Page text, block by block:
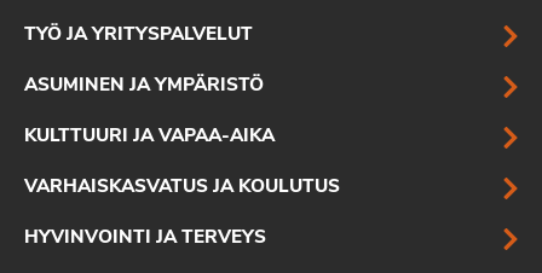
TYÖ JA YRITYSPALVELUT
ASUMINEN JA YMPÄRISTÖ
KULTTUURI JA VAPAA-AIKA
VARHAISKASVATUS JA KOULUTUS
HYVINVOINTI JA TERVEYS